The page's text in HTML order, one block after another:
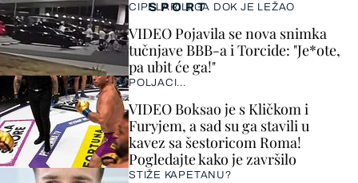
SPORT
CIPELARILI GA DOK JE LEŽAO
VIDEO Pojavila se nova snimka
tučnjave BBB-a i Torcide: "Je*ote,
pa ubit će ga!"
POLJACI...
VIDEO Boksao je s Kličkom i
Furyjem, a sad su ga stavili u
kavez sa šestoricom Roma!
Pogledajte kako je završilo
STIŽE KAPETANU?